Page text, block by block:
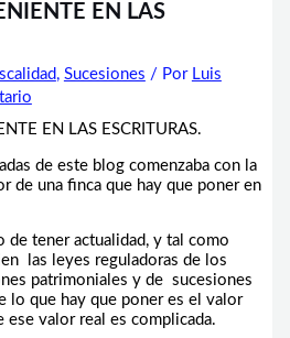
EN LAS
, Sucesiones / Por Luis
de este blog comenzaba con la
de una finca que hay que poner en
de tener actualidad, y tal como
las leyes reguladoras de los
patrimoniales y de sucesiones
lo que hay que poner es el valor
valor real es complicada.